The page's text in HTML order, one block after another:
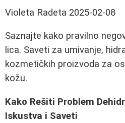
Violeta Radeta 2025-02-08
Saznajte kako pravilno
lica. Saveti za umivanje,
kozmetičkih proizvoda za
kožu.
Kako Rešiti Problem
Iskustva i Saveti